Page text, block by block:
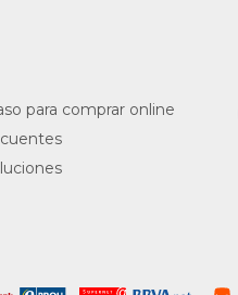
para comprar online